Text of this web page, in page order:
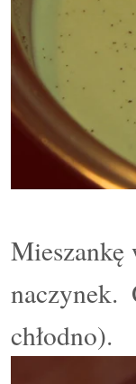
naczynek.
chłodno).